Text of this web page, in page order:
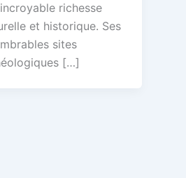
richesse
et historique. Ses
sites
[…]